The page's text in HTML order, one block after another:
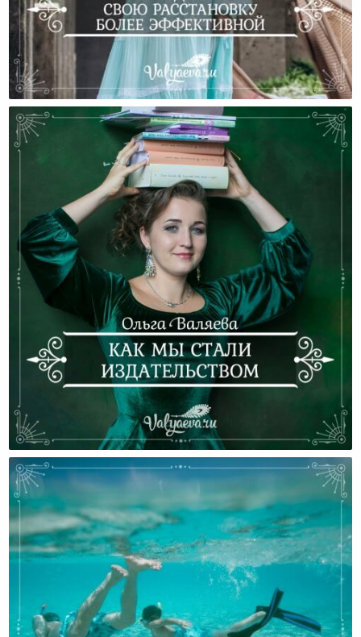
Как Сделать Свою Расстановку Более Эффективной
Как Мы Стали Издательством